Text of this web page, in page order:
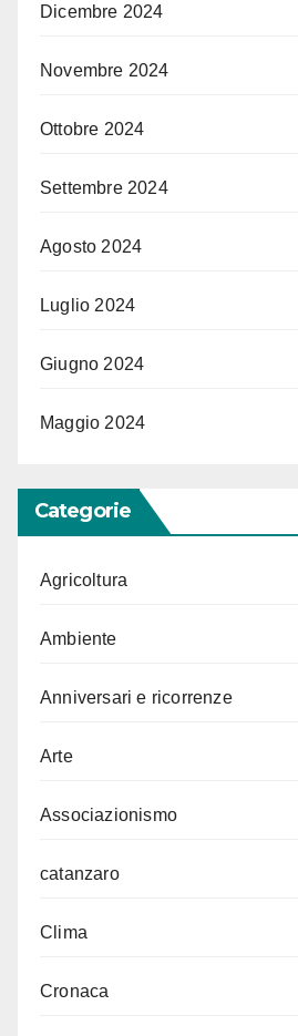
Dicembre 2024
Novembre 2024
Ottobre 2024
Settembre 2024
Agosto 2024
Luglio 2024
Giugno 2024
Maggio 2024
Categorie
Agricoltura
Ambiente
Anniversari e ricorrenze
Arte
Associazionismo
catanzaro
Clima
Cronaca